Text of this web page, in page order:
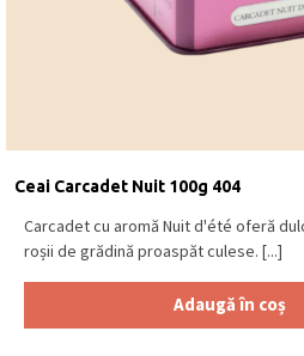
Ceai Carcadet Nuit 100g 404
Carcadet cu aromă Nuit d'été oferă
roșii de grădină proaspăt culese. [...]
Adaugă în coș